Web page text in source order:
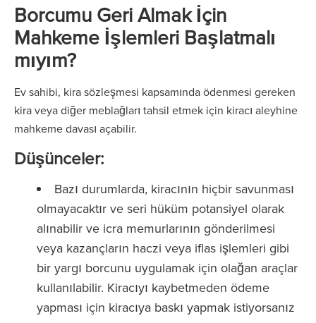
Borcumu Geri Almak İçin
Mahkeme İşlemleri Başlatmalı
mıyım?
Ev sahibi, kira sözleşmesi kapsamında ödenmesi gereken
kira veya diğer meblağları tahsil etmek için kiracı aleyhine
mahkeme davası açabilir.
Düşünceler:
Bazı durumlarda, kiracının hiçbir savunması
olmayacaktır ve seri hüküm potansiyel olarak
alınabilir ve icra memurlarının gönderilmesi
veya kazançların haczi veya iflas işlemleri gibi
bir yargı borcunu uygulamak için olağan araçlar
kullanılabilir. Kiracıyı kaybetmeden ödeme
yapması için kiracıya baskı yapmak istiyorsanız